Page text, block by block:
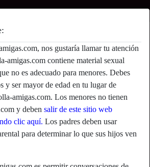
nos gustaría llamar tu atención
amigas.com contiene material sexual
no es adecuado para menores. Debes
y ser mayor de edad en tu lugar de
amigas.com. Los menores no tienen
y deben salir de este sitio web
clic aquí. Los padres deben usar
para determinar lo que sus hijos ven